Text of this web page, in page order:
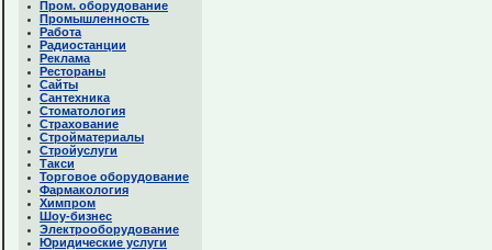
Пром. оборудование
Промышленность
Работа
Радиостанции
Реклама
Рестораны
Сайты
Сантехника
Стоматология
Страхование
Стройматериалы
Стройуслуги
Такси
Торговое оборудование
Фармакология
Химпром
Шоу-бизнес
Электрооборудование
Юридические услуги